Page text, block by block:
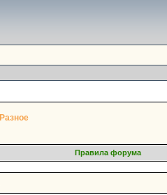
Разное
Правила форума